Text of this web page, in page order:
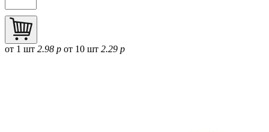
от 1 шт 2.98 р от 10 шт 2.29 р